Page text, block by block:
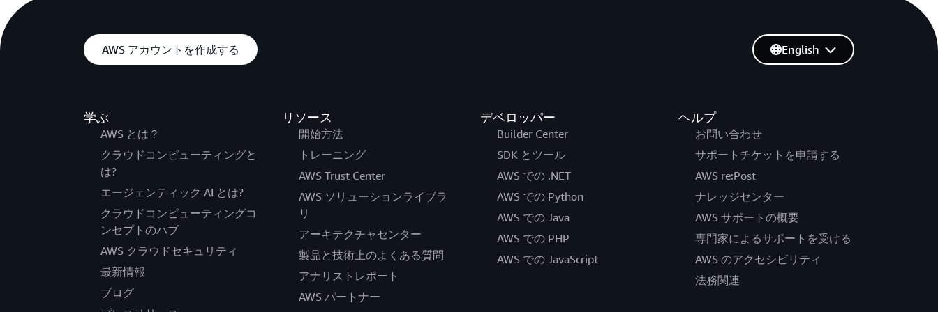
AWS アカウントを作成する
学ぶ
AWS とは？
クラウドコンピューティングと
は?
エージェンティック AI とは?
クラウドコンピューティングコ
ンセプトのハブ
AWS クラウドセキュリティ
最新情報
ブログ
リソース
開始方法
トレーニング
AWS Trust Center
AWS ソリューションライブラ
リ
アーキテクチャセンター
製品と技術上のよくある質問
アナリストレポート
AWS パートナー
デベロッパー
Builder Center
SDK とツール
AWS での .NET
AWS での Python
AWS での Java
AWS での PHP
AWS での JavaScript
ヘルプ
お問い合わせ
サポートチケットを申請する
AWS re:Post
ナレッジセンター
AWS サポートの概要
専門家によるサポートを受ける
AWS のアクセシビリティ
法務関連
English